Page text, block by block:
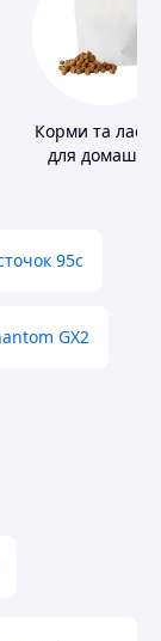
Корми та
для домашніх
95с
GX2